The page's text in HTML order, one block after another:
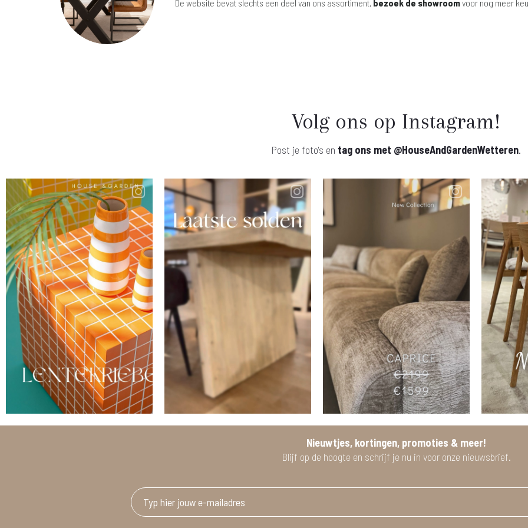
De website bevat slechts een deel van ons assortiment, bezoek de showroomvoor nog meer
Volg ons op Instagram!
Post je foto's en tag ons met @HouseAndGardenWetteren.
Nieuwtjes, kortingen, promoties & meer!
Blijf op de hoogte en schrijf je nu in voor onze nieuwsbrief.